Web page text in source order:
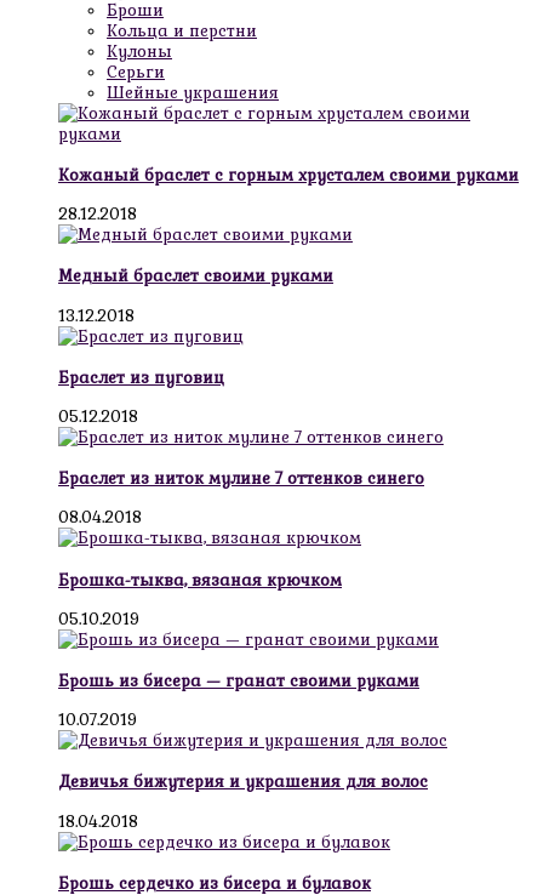
Броши
Кольца и перстни
Кулоны
Серьги
Шейные украшения
Кожаный браслет с горным хрусталем своими руками
28.12.2018
Медный браслет своими руками
13.12.2018
Браслет из пуговиц
05.12.2018
Браслет из ниток мулине 7 оттенков синего
08.04.2018
Брошка-тыква, вязаная крючком
05.10.2019
Брошь из бисера — гранат своими руками
10.07.2019
Девичья бижутерия и украшения для волос
18.04.2018
Брошь сердечко из бисера и булавок